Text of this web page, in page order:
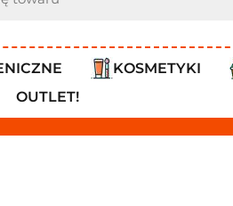
KOSMETYKI
OUTLET!